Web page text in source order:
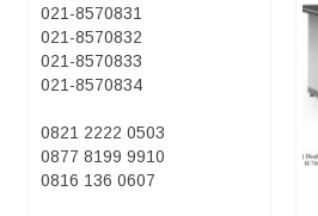
021-8570831
021-8570832
021-8570833
021-8570834
0821 2222 0503
0877 8199 9910
0816 136 0607